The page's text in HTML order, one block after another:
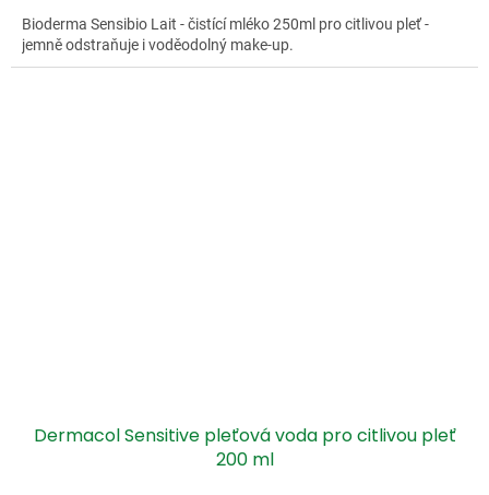
Bioderma Sensibio Lait - čistící mléko 250ml pro citlivou pleť -
jemně odstraňuje i voděodolný make-up.
Dermacol Sensitive pleťová voda pro citlivou pleť
200 ml